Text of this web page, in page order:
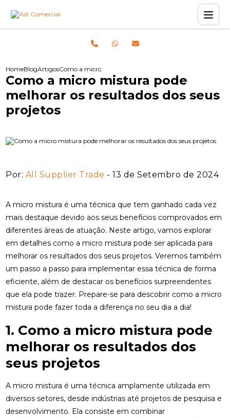
HomeBlogArtigosComo a micro mistura pode melhorar os resultados dos
Como a micro mistura pode
melhorar os resultados dos seus
projetos
Por: All Supplier Trade - 13 de Setembro de 2024
A micro mistura é uma técnica que tem ganhado cada vez
mais destaque devido aos seus benefícios comprovados em
diferentes áreas de atuação. Neste artigo, vamos explorar
em detalhes como a micro mistura pode ser aplicada para
melhorar os resultados dos seus projetos. Veremos também
um passo a passo para implementar essa técnica de forma
eficiente, além de destacar os benefícios surpreendentes
que ela pode trazer. Prepare-se para descobrir como a micro
mistura pode fazer toda a diferença no seu dia a dia!
1. Como a micro mistura pode
melhorar os resultados dos
seus projetos
A micro mistura é uma técnica amplamente utilizada em
diversos setores, desde indústrias até projetos de pesquisa e
desenvolvimento. Ela consiste em combinar